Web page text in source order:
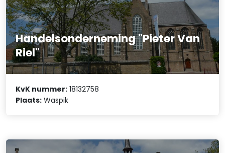
Handelsonderneming "Pieter Van
Riel"
KvK nummer: 18132758
Plaats: Waspik